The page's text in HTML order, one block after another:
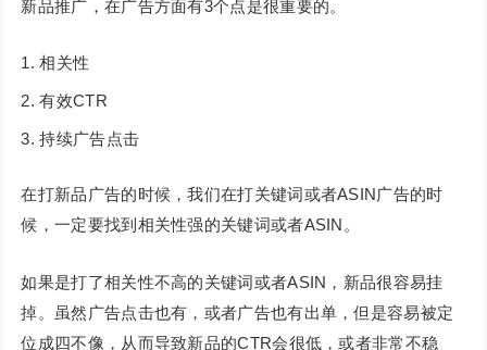
新品推广，在广告方面有3个点是很重要的。
相关性
有效CTR
持续广告点击
在打新品广告的时候，我们在打关键词或者ASIN广告的时
候，一定要找到相关性强的关键词或者ASIN。
如果是打了相关性不高的关键词或者ASIN，新品很容易挂
掉。虽然广告点击也有，或者广告也有出单，但是容易被定
位成四不像，从而导致新品的CTR会很低，或者非常不稳